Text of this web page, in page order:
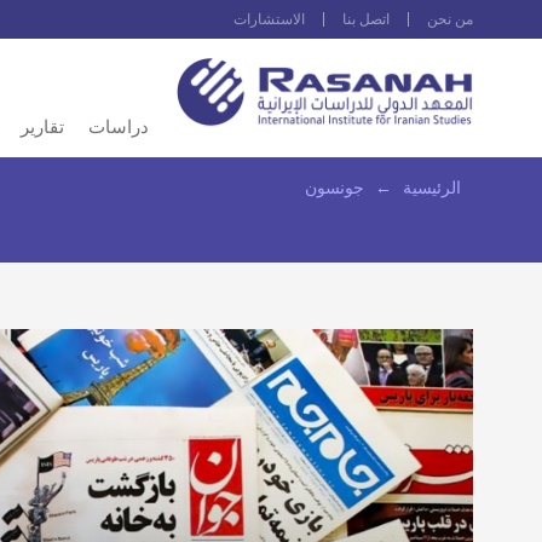
من نحن اتصل بنا الاستشارات
دراسات تقارير
الرئيسية ← جونسون